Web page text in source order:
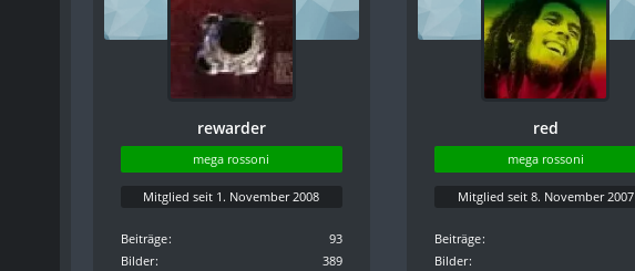
rewarder
mega rossoni
Mitglied seit 1. November 2008
Beiträge
93
Bilder
389
red
mega rossoni
Mitglied seit 8. November 2007
Beiträge
Bilder